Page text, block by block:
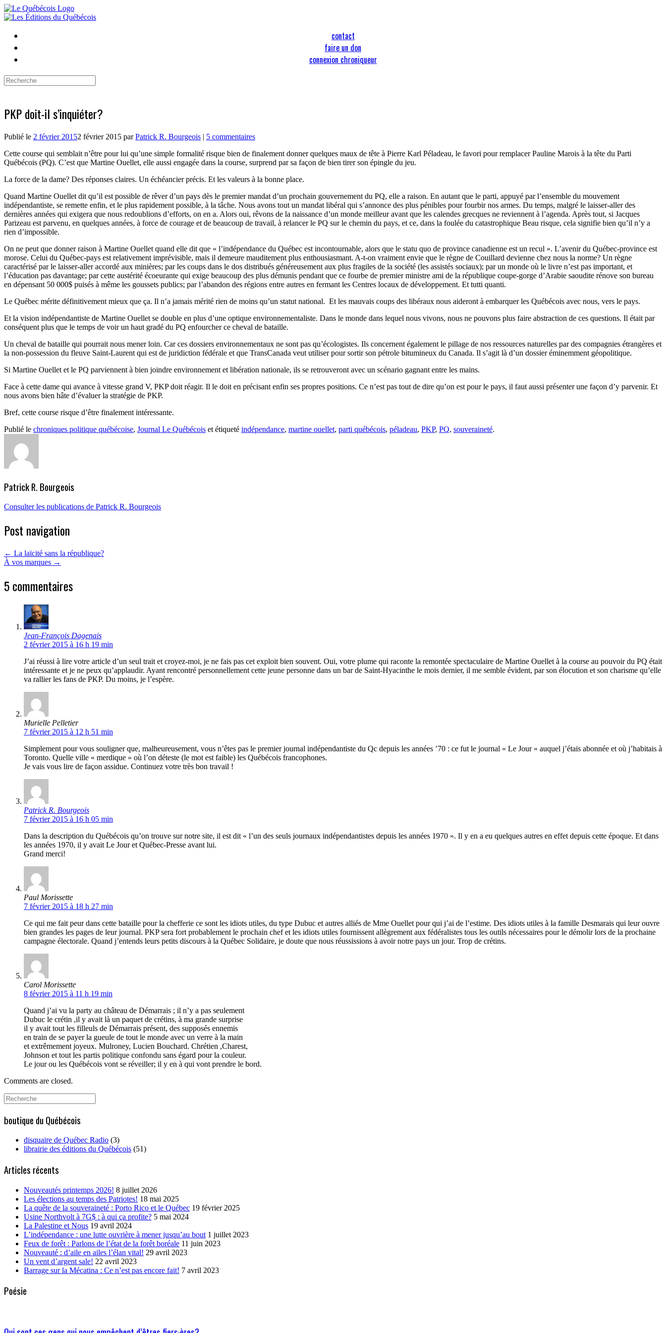
Skip
to
contact
faire un don
connexion chroniqueur
Search
PKP doit-il s’inquiéter?
Publié le 2 février 20152 février 2015 parPatrick R. Bourgeois | 5 commentaires
Cette course qui semblait n’être pour lui qu’une simple formalité risque bien de finalement donner quelques maux de tête à Pierre Karl Péladeau, le favori pour remplacer Pauline Marois à la tête du Parti
Québécois (PQ). C’est que Martine Ouellet, elle aussi engagée dans la course, surprend par sa façon de bien tirer son épingle du jeu.
La force de la dame? Des réponses claires. Un échéancier précis. Et les valeurs à la bonne place.
Quand Martine Ouellet dit qu’il est possible de rêver d’un pays dès le premier mandat d’un prochain gouvernement du PQ, elle a raison. En autant que le parti, appuyé par l’ensemble du mouvement
indépendantiste, se remette enfin, et le plus rapidement possible, à la tâche. Nous avons tout un mandat libéral qui s’annonce des plus pénibles pour fourbir nos armes. Du temps, malgré le laisser-aller des
dernières années qui exigera que nous redoublions d’efforts, on en a. Alors oui, rêvons de la naissance d’un monde meilleur avant que les calendes grecques ne reviennent à l’agenda. Après tout, si Jacques
Parizeau est parvenu, en quelques années, à force de courage et de beaucoup de travail, à relancer le PQ sur le chemin du pays, et ce, dans la foulée du catastrophique Beau risque, cela signifie bien qu’il n’y a
rien d’impossible.
On ne peut que donner raison à Martine Ouellet quand elle dit que « l’indépendance du Québec est incontournable, alors que le statu quo de province canadienne est un recul ». L’avenir du Québec-province est
morose. Celui du Québec-pays est relativement imprévisible, mais il demeure mauditement plus enthousiasmant. A-t-on vraiment envie que le règne de Couillard devienne chez nous la norme? Un règne
caractérisé par le laisser-aller accordé aux minières; par les coups dans le dos distribués généreusement aux plus fragiles de la société (les assistés sociaux); par un monde où le livre n’est pas important, et
l’éducation pas davantage; par cette austérité écoeurante qui exige beaucoup des plus démunis pendant que ce fourbe de premier ministre ami de la république coupe-gorge d’Arabie saoudite rénove son bureau
en dépensant 50 000$ puisés à même les goussets publics; par l’abandon des régions entre autres en fermant les Centres locaux de développement. Et tutti quanti.
Le Québec mérite définitivement mieux que ça. Il n’a jamais mérité rien de moins qu’un statut national. Et les mauvais coups des libéraux nous aideront à embarquer les Québécois avec nous, vers le pays.
Et la vision indépendantiste de Martine Ouellet se double en plus d’une optique environnementaliste. Dans le monde dans lequel nous vivons, nous ne pouvons plus faire abstraction de ces questions. Il était par
conséquent plus que le temps de voir un haut gradé du PQ enfourcher ce cheval de bataille.
Un cheval de bataille qui pourrait nous mener loin. Car ces dossiers environnementaux ne sont pas qu’écologistes. Ils concernent également le pillage de nos ressources naturelles par des compagnies étrangères et
la non-possession du fleuve Saint-Laurent qui est de juridiction fédérale et que TransCanada veut utiliser pour sortir son pétrole bitumineux du Canada. Il s’agit là d’un dossier éminemment géopolitique.
Si Martine Ouellet et le PQ parviennent à bien joindre environnement et libération nationale, ils se retrouveront avec un scénario gagnant entre les mains.
Face à cette dame qui avance à vitesse grand V, PKP doit réagir. Il le doit en précisant enfin ses propres positions. Ce n’est pas tout de dire qu’on est pour le pays, il faut aussi présenter une façon d’y parvenir. Et
nous avons bien hâte d’évaluer la stratégie de PKP.
Bref, cette course risque d’être finalement intéressante.
Publié le chroniques politique québécoise, Journal Le Québécois et étiqueté indépendance, martine ouellet, parti québécois, péladeau, PKP, PQ, souveraineté.
Patrick R. Bourgeois
Consulter les publications de Patrick R. Bourgeois
Post navigation
← La laïcité sans la république?
À vos marques →
5 commentaires
Jean-François Dagenais
2 février 2015 à 16 h 19 min
J’ai réussi à lire votre article d’un seul trait et croyez-moi, je ne fais pas cet exploit bien souvent. Oui, votre plume qui raconte la remontée spectaculaire de Martine Ouellet à la course au pouvoir du PQ était
intéressante et je ne peux qu’applaudir. Ayant rencontré personnellement cette jeune personne dans un bar de Saint-Hyacinthe le mois dernier, il me semble évident, par son élocution et son charisme qu’elle
va rallier les fans de PKP. Du moins, je l’espère.
Murielle Pelletier
7 février 2015 à 12 h 51 min
Simplement pour vous souligner que, malheureusement, vous n’êtes pas le premier journal indépendantiste du Qc depuis les années ’70 : ce fut le journal « Le Jour » auquel j’étais abonnée et où j’habitais à
Toronto. Quelle ville « merdique » où l’on déteste (le mot est faible) les Québécois francophones.
Je vais vous lire de façon assidue. Continuez votre très bon travail !
Patrick R. Bourgeois
7 février 2015 à 16 h 05 min
Dans la description du Québécois qu’on trouve sur notre site, il est dit « l’un des seuls journaux indépendantistes depuis les années 1970 ». Il y en a eu quelques autres en effet depuis cette époque. Et dans
les années 1970, il y avait Le Jour et Québec-Presse avant lui.
Grand merci!
Paul Morissette
7 février 2015 à 18 h 27 min
Ce qui me fait peur dans cette bataille pour la chefferie ce sont les idiots utiles, du type Dubuc et autres alliés de Mme Ouellet pour qui j’ai de l’estime. Des idiots utiles à la famille Desmarais qui leur ouvre
bien grandes les pages de leur journal. PKP sera fort probablement le prochain chef et les idiots utiles fournissent allègrement aux fédéralistes tous les outils nécessaires pour le démolir lors de la prochaine
campagne électorale. Quand j’entends leurs petits discours à la Québec Solidaire, je doute que nous réussissions à avoir notre pays un jour. Trop de crétins.
Carol Morissette
8 février 2015 à 11 h 19 min
Quand j’ai vu la party au château de Démarrais ; il n’y a pas seulement
Dubuc le crétin ,il y avait là un paquet de crétins, à ma grande surprise
il y avait tout les filleuls de Démarrais présent, des supposés ennemis
en train de se payer la gueule de tout le monde avec un verre à la main
et extrêmement joyeux. Mulroney, Lucien Bouchard. Chrétien ,Charest,
Johnson et tout les partis politique confondu sans égard pour la couleur.
Le jour ou les Québécois vont se réveiller; il y en à qui vont prendre le bord.
Comments are closed.
Search
for:
boutique du Québécois
disquaire de Québec Radio (3)
librairie des éditions du Québécois (51)
Articles récents
Nouveautés printemps 2026! 8 juillet 2026
Les élections au temps des Patriotes! 18 mai 2025
La quête de la souveraineté : Porto Rico et le Québec 19 février 2025
Usine Northvolt à 7G$ : à qui ça profite? 5 mai 2024
La Palestine et Nous 19 avril 2024
L’indépendance : une lutte ouvrière à mener jusqu’au bout 1 juillet 2023
Feux de forêt : Parlons de l’état de la forêt boréale 11 juin 2023
Nouveauté : d’aile en ailes l’élan vital! 29 avril 2023
Un vent d’argent sale! 22 avril 2023
Barrage sur la Mécatina : Ce n’est pas encore fait! 7 avril 2023
Poésie